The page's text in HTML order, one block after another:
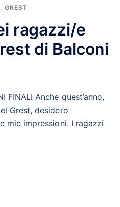
, GREST
ragazzi/e
di Balconi
FINALI Anche quest’anno,
Grest, desidero
mie impressioni. I ragazzi